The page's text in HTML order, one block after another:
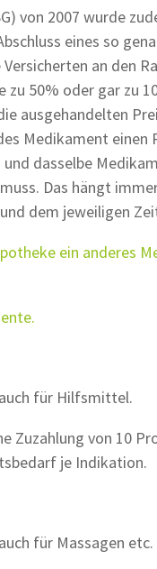
von 2007 wurde
eines so
an den
50% oder gar zu
ausgehandelten
Medikament einen
dasselbe
Das hängt
dem jeweiligen
ein anderes
für Hilfsmittel.
Zuzahlung von 10
je Indikation.
für Massagen etc.